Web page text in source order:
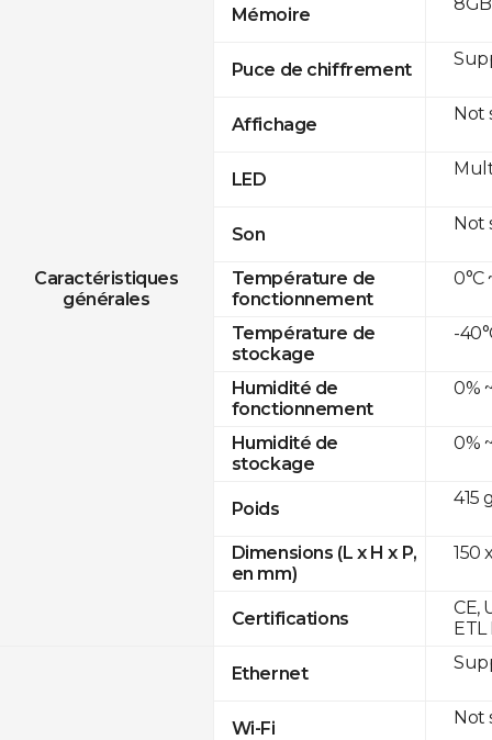
Caractéristiques
générales
Mémoire
Puce de chiffrement
Affichage
LED
Son
Température de
fonctionnement
Température de
stockage
Humidité de
fonctionnement
Humidité de
stockage
Poids
Dimensions (L x H x P,
en mm)
Certifications
Ethernet
Wi-Fi
Not
Not
0°C
-
0%
0%
415
150
CE,
ETL
Not